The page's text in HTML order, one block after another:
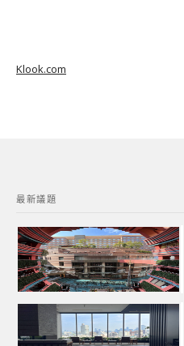
Klook.com
最新議題